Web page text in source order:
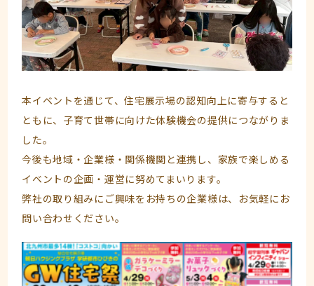
本イベントを通じて、住宅展示場の認知向上に寄与すると
ともに、子育て世帯に向けた体験機会の提供につながりま
した。
今後も地域・企業様・関係機関と連携し、家族で楽しめる
イベントの企画・運営に努めてまいります。
弊社の取り組みにご興味をお持ちの企業様は、お気軽にお
問い合わせください。